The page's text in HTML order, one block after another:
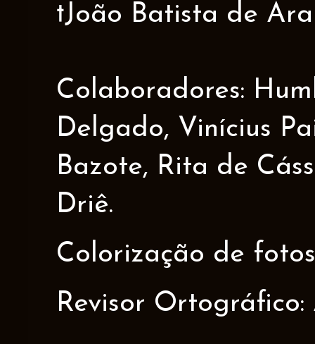
†João Batista de
Colaboradores:
Delgado, Vinícius
Bazote, Rita de
Driê.
Colorização de
Revisor Ortográfico: